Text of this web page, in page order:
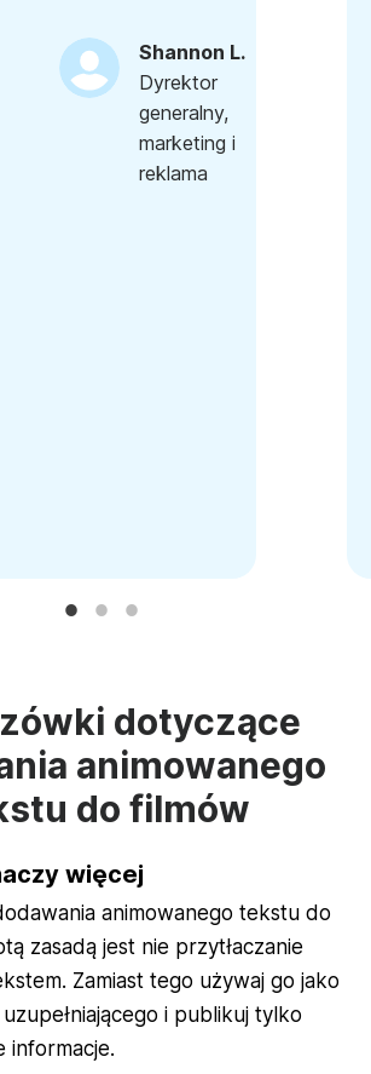
Shannon L.
Dyrektor
generalny,
marketing i
reklama
dotyczące
animowanego
do filmów
więcej
animowanego tekstu do
zasadą jest nie przytłaczanie
Zamiast tego używaj go jako
i publikuj tylko
informacje.